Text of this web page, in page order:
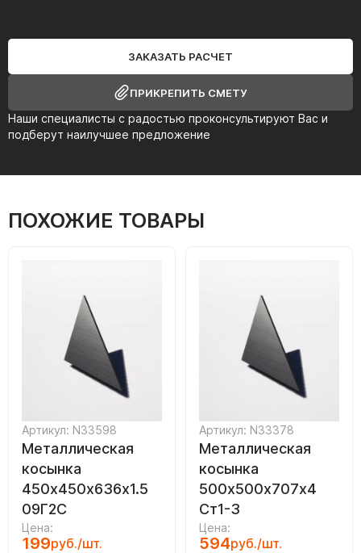
Наши специалисты с радостью проконсультируют Вас и
подберут наилучшее предложение
ЗАКАЗАТЬ РАСЧЕТ
ПРИКРЕПИТЬ СМЕТУ
ПОХОЖИЕ ТОВАРЫ
Артикул: N33598
Металлическая
косынка
450х450х636х1.5
09Г2С
Цена:
199руб./шт.
Артикул: N33378
Металлическая
косынка
500х500х707х4
Ст1-3
Цена:
594руб./шт.